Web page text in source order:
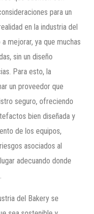
para un
en la industria del
mejorar, ya que muchas
sin un diseño
Para esto, la
un proveedor que
seguro, ofreciendo
bien diseñada y
de los equipos,
asociados al
adecuando donde
del Bakery se